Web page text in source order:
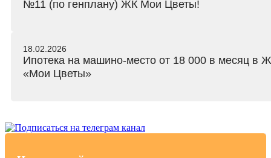
№11 (по генплану) ЖК Мои Цветы!
18.02.2026
Ипотека на машино-место от 18 000 в месяц в
«Мои Цветы»